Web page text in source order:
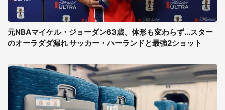
元NBAマイケル・ジョーダン63歳、体形も変わらず...スター
のオーラダダ漏れ サッカー・ハーランドと最強2ショット